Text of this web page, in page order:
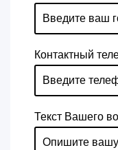
Контактный
Текст Вашего